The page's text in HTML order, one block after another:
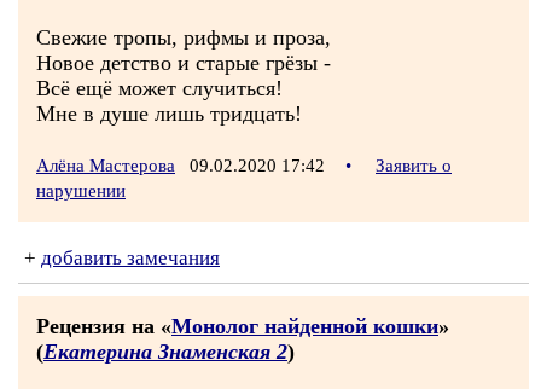
Свежие тропы, рифмы и проза,
Новое детство и старые грёзы -
Всё ещё может случиться!
Мне в душе лишь тридцать!
Алёна Мастерова 09.02.2020 17:42 •
Заявить о
нарушении
+ добавить замечания
Рецензия на «Монолог найденной кошки»
(Екатерина Знаменская 2)